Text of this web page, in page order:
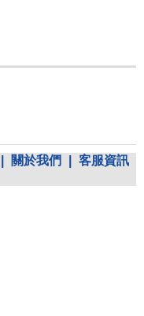
關於我們
客服資訊